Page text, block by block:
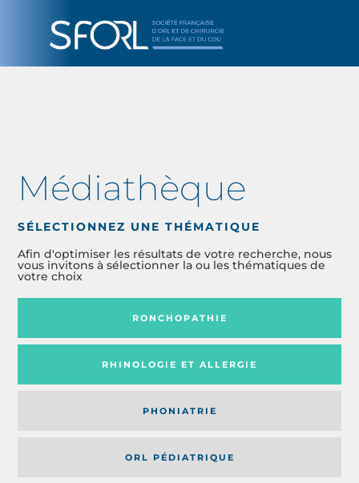
Médiathèque
SÉLECTIONNEZ UNE THÉMATIQUE
Afin d'optimiser les résultats de votre recherche, nous
vous invitons à sélectionner la ou les thématiques de
votre choix
RONCHOPATHIE
RHINOLOGIE ET ALLERGIE
PHONIATRIE
ORL PÉDIATRIQUE